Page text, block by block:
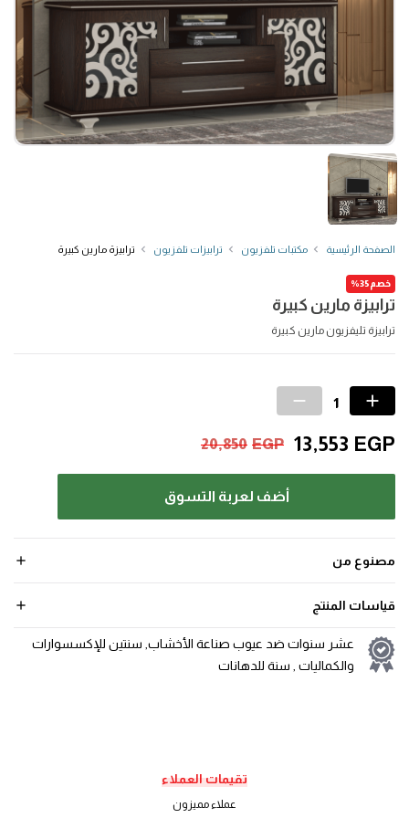
الصفحة الرئيسية مكتبات تلفزيون ترابيزات تلفزيون ترابيزة مارين كبيرة
ترابيزة مارين كبيرة
خصم35%
ترابيزة تليفزيون مارين كبيرة
20,850 EGP 13,553 EGP
أضف لعربة التسوق
مصنوع من
قياسات المنتج
عشر سنوات ضد عيوب صناعة الأخشاب, سنتين للإكسسوارات
والكماليات , سنة للدهانات
تقيمات العملاء
عملاء مميزون